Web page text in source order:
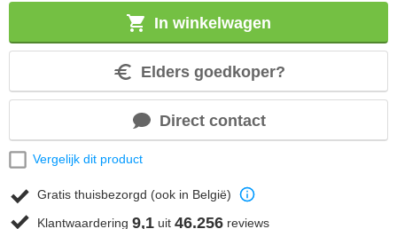
In winkelwagen
Elders goedkoper?
Direct contact
Vergelijk dit product
Gratis thuisbezorgd (ook in België)
Klantwaardering 9,1 uit 46.256 reviews